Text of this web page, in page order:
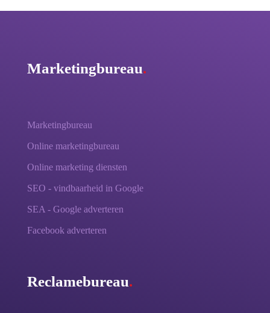
Marketingbureau.
Marketingbureau
Online marketingbureau
Online marketing diensten
SEO - vindbaarheid in Google
SEA - Google adverteren
Facebook adverteren
Reclamebureau.